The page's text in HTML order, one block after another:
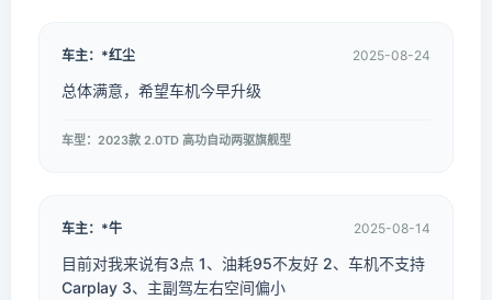
车主：*红尘 2025-08-24
总体满意，希望车机今早升级
车型：2023款 2.0TD 高功自动两驱旗舰型
车主：*牛 2025-08-14
目前对我来说有3点 1、油耗95不友好 2、车机不支持
Carplay 3、主副驾左右空间偏小